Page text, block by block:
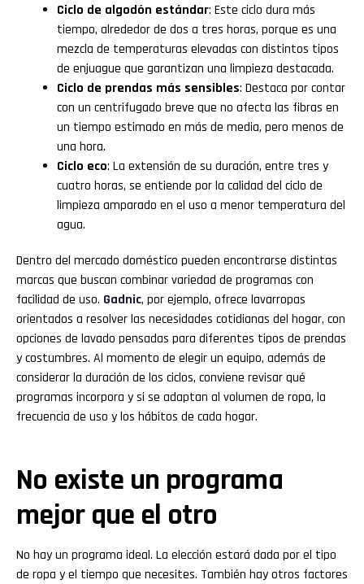
Ciclo de algodón estándar: Este ciclo dura más
tiempo, alrededor de dos a tres horas, porque es una
mezcla de temperaturas elevadas con distintos tipos
de enjuague que garantizan una limpieza destacada.
Ciclo de prendas más sensibles: Destaca por contar
con un centrifugado breve que no afecta las fibras en
un tiempo estimado en más de media, pero menos de
una hora.
Ciclo eco: La extensión de su duración, entre tres y
cuatro horas, se entiende por la calidad del ciclo de
limpieza amparado en el uso a menor temperatura del
agua.
Dentro del mercado doméstico pueden encontrarse distintas
marcas que buscan combinar variedad de programas con
facilidad de uso. Gadnic, por ejemplo, ofrece lavarropas
orientados a resolver las necesidades cotidianas del hogar, con
opciones de lavado pensadas para diferentes tipos de prendas
y costumbres. Al momento de elegir un equipo, además de
considerar la duración de los ciclos, conviene revisar qué
programas incorpora y si se adaptan al volumen de ropa, la
frecuencia de uso y los hábitos de cada hogar.
No existe un programa
mejor que el otro
No hay un programa ideal. La elección estará dada por el tipo
de ropa y el tiempo que necesites. También hay otros factores